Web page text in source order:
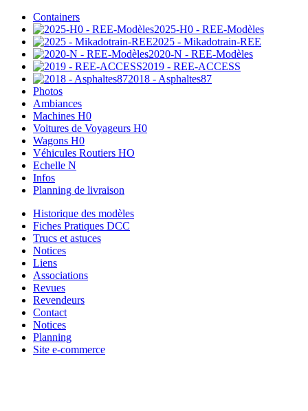
Containers
2025-H0 - REE-Modèles
2025 - Mikadotrain-REE
2020-N - REE-Modèles
2019 - REE-ACCESS
2018 - Asphaltes87
Photos
Ambiances
Machines H0
Voitures de Voyageurs H0
Wagons H0
Véhicules Routiers HO
Echelle N
Infos
Planning de livraison
Historique des modèles
Fiches Pratiques DCC
Trucs et astuces
Notices
Liens
Associations
Revues
Revendeurs
Contact
Notices
Planning
Site e-commerce